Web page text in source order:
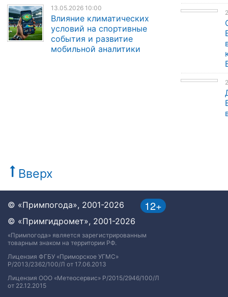
13.05.2026 10:00
Влияние климатических
условий на спортивные
события и развитие
мобильной аналитики
Вверх
12+
© «Примпогода», 2001-2026
© «Примгидромет», 2001-2026
«Примпогода» является зарегистрированным
товарным знаком на территории РФ.
Лицензия ФГБУ «Приморское УГМС»
Р/2013/2362/100/Л от 17.06.2013
Лицензия ООО «Метеосервис» Р/2015/2946/100/Л
от 22.12.2015